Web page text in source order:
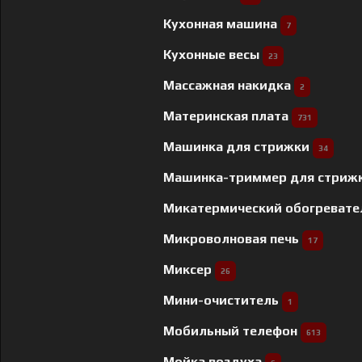
Кухонная машина 7
Кухонные весы 23
Массажная накидка 2
Материнская плата 731
Машинка для стрижки 34
Машинка-триммер для
Микатермический
Микроволновая печь 17
Миксер 26
Мини-очиститель 1
Мобильный телефон 613